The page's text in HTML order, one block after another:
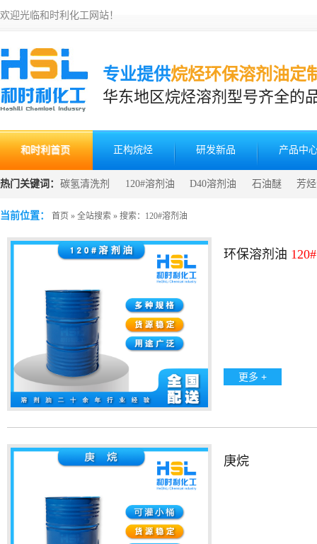
欢迎光临和时利化工网站！
专业提供烷烃环保溶剂油定
华东地区烷烃溶剂型号齐全的
和时利首页 正构烷烃 研发新品 产品中
热门关键词： 碳氢清洗剂 120#溶剂油 D40溶剂油 石油醚 芳
发 清洗剂生产原料
当前位置： 首页 » 全站搜索 » 搜索：120#溶剂油
环保溶剂油
更多 +
庚烷